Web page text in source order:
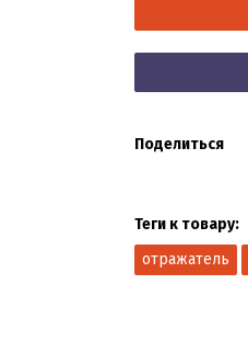
Поделиться
Теги к товару:
отражатель